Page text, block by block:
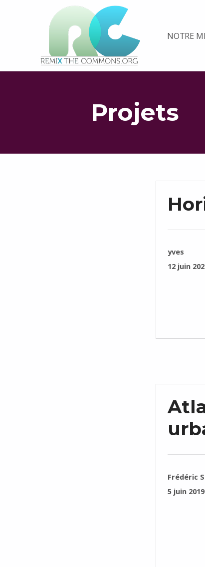
PLATEFORME MULTIMÉDIA OUVERTE ET COLLABORATIVE SUR LES COMMUNS NOTRE
Projets
RÉDIGÉ PAR
yves
PUBLIÉ
12 juin
RÉDIGÉ
Frédéric
PUBLIÉ SUR
5 juin 2019